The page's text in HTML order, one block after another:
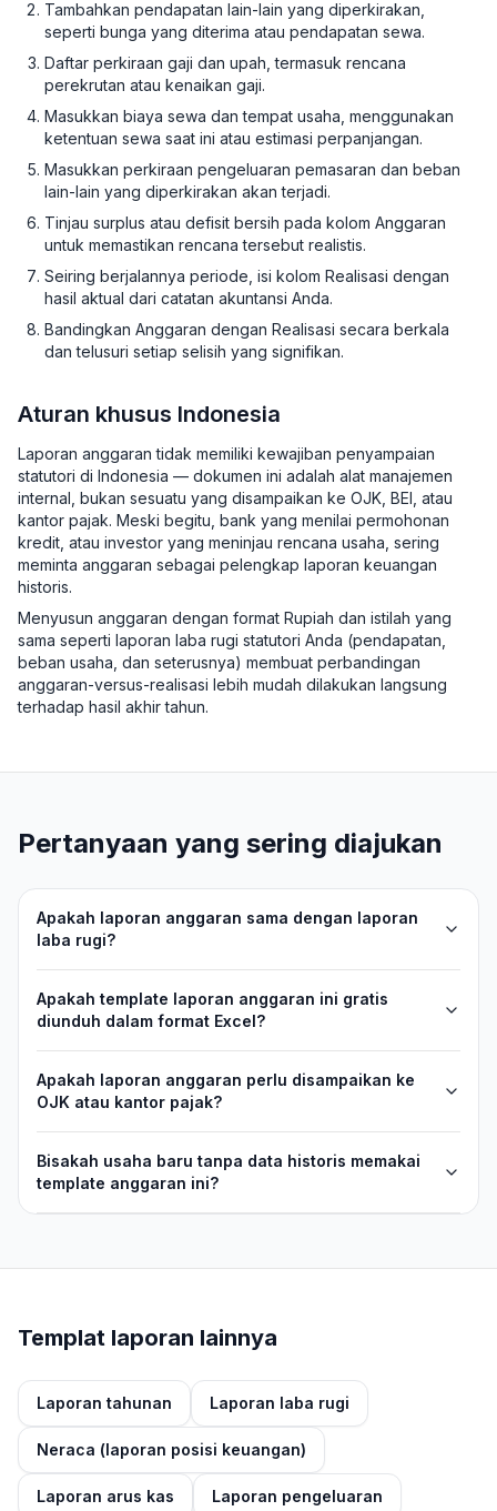
Tambahkan pendapatan lain-lain yang diperkirakan,
seperti bunga yang diterima atau pendapatan sewa.
Daftar perkiraan gaji dan upah, termasuk rencana
perekrutan atau kenaikan gaji.
Masukkan biaya sewa dan tempat usaha, menggunakan
ketentuan sewa saat ini atau estimasi perpanjangan.
Masukkan perkiraan pengeluaran pemasaran dan beban
lain-lain yang diperkirakan akan terjadi.
Tinjau surplus atau defisit bersih pada kolom Anggaran
untuk memastikan rencana tersebut realistis.
Seiring berjalannya periode, isi kolom Realisasi dengan
hasil aktual dari catatan akuntansi Anda.
Bandingkan Anggaran dengan Realisasi secara berkala
dan telusuri setiap selisih yang signifikan.
Aturan khusus Indonesia
Laporan anggaran tidak memiliki kewajiban penyampaian
statutori di Indonesia — dokumen ini adalah alat manajemen
internal, bukan sesuatu yang disampaikan ke OJK, BEI, atau
kantor pajak. Meski begitu, bank yang menilai permohonan
kredit, atau investor yang meninjau rencana usaha, sering
meminta anggaran sebagai pelengkap laporan keuangan
historis.
Menyusun anggaran dengan format Rupiah dan istilah yang
sama seperti laporan laba rugi statutori Anda (pendapatan,
beban usaha, dan seterusnya) membuat perbandingan
anggaran-versus-realisasi lebih mudah dilakukan langsung
terhadap hasil akhir tahun.
Pertanyaan yang sering diajukan
Apakah laporan anggaran sama dengan laporan
laba rugi?
Apakah template laporan anggaran ini gratis
diunduh dalam format Excel?
Apakah laporan anggaran perlu disampaikan ke
OJK atau kantor pajak?
Bisakah usaha baru tanpa data historis memakai
template anggaran ini?
Templat laporan lainnya
Laporan tahunan Laporan laba rugi
Neraca (laporan posisi keuangan)
Laporan arus kas Laporan pengeluaran